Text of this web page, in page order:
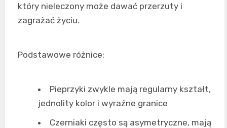
który nieleczony może dawać przerzuty i
zagrażać życiu.
Podstawowe różnice:
Pieprzyki zwykle mają regularny kształt,
jednolity kolor i wyraźne granice
Czerniaki często są asymetryczne, mają